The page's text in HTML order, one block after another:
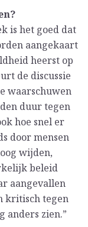
is het goed dat
aangekaart
heerst op
de discussie
waarschuwen
duur tegen
hoe snel er
door mensen
wijden,
beleid
aangevallen
kritisch tegen
anders zien.”